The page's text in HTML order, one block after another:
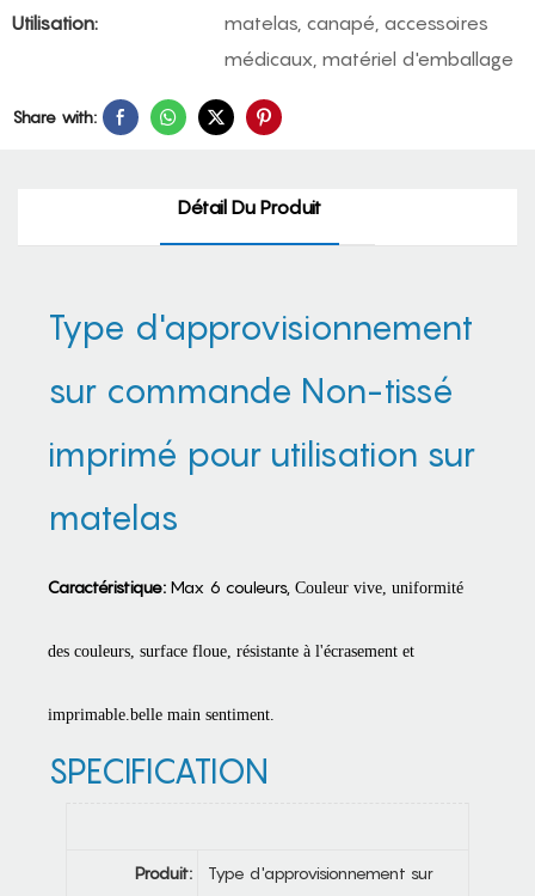
Utilisation:
matelas, canapé, accessoires
médicaux, matériel d'emballage
Share with:
Détail Du Produit
Type d'approvisionnement
sur commande Non-tissé
imprimé pour utilisation sur
matelas
Caractéristique: Max 6 couleurs, Couleur vive, uniformité
des couleurs, surface floue, résistante à l'écrasement et
imprimable.belle main sentiment.
SPECIFICATION
Produit:
Type d'approvisionnement sur